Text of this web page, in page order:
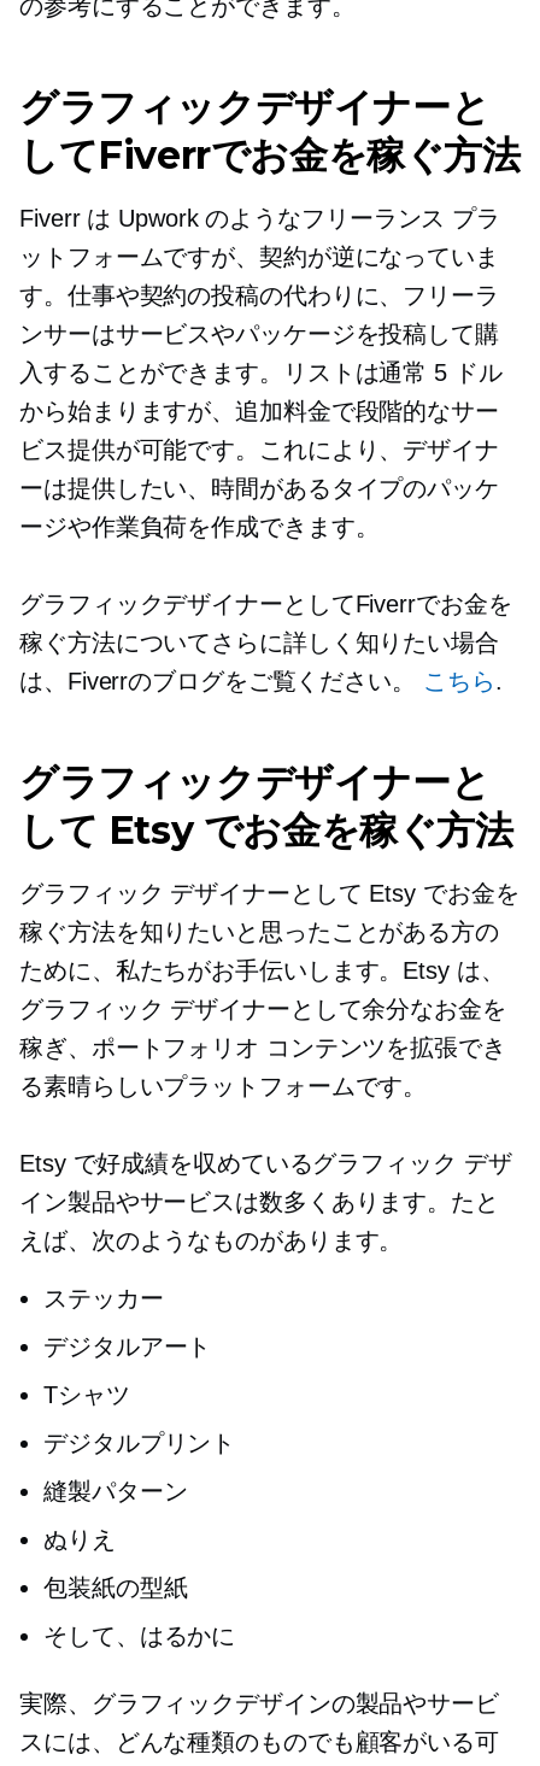
の参考にすることができます。
グラフィックデザイナーと
してFiverrでお金を稼ぐ方法
Fiverr は Upwork のようなフリーランス プラ
ットフォームですが、契約が逆になっていま
す。仕事や契約の投稿の代わりに、フリーラ
ンサーはサービスやパッケージを投稿して購
入することができます。リストは通常​​ 5 ドル
から始まりますが、追加料金で段階的なサー
ビス提供が可能です。これにより、デザイナ
ーは提供したい、時間があるタイプのパッケ
ージや作業負荷を作成できます。
グラフィックデザイナーとしてFiverrでお金を
稼ぐ方法についてさらに詳しく知りたい場合
は、Fiverrのブログをご覧ください。 こちら.
グラフィックデザイナーと
して Etsy でお金を稼ぐ方法
グラフィック デザイナーとして Etsy でお金を
稼ぐ方法を知りたいと思ったことがある方の
ために、私たちがお手伝いします。Etsy は、
グラフィック デザイナーとして余分なお金を
稼ぎ、ポートフォリオ コンテンツを拡張でき
る素晴らしいプラットフォームです。
Etsy で好成績を収めているグラフィック デザ
イン製品やサービスは数多くあります。たと
えば、次のようなものがあります。
ステッカー
デジタルアート
Tシャツ
デジタルプリント
縫製パターン
ぬりえ
包装紙の型紙
そして、はるかに
実際、グラフィックデザインの製品やサービ
スには、どんな種類のものでも顧客がいる可